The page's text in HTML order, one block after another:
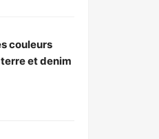
couleurs
et denim